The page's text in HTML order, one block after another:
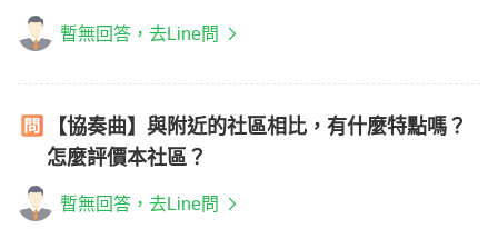
暫無回答，去Line問
【協奏曲】與附近的社區相比，有什麼特點嗎？
怎麼評價本社區？
暫無回答，去Line問